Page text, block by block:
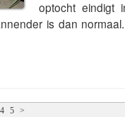
optocht eindigt
is dan
4 5 >